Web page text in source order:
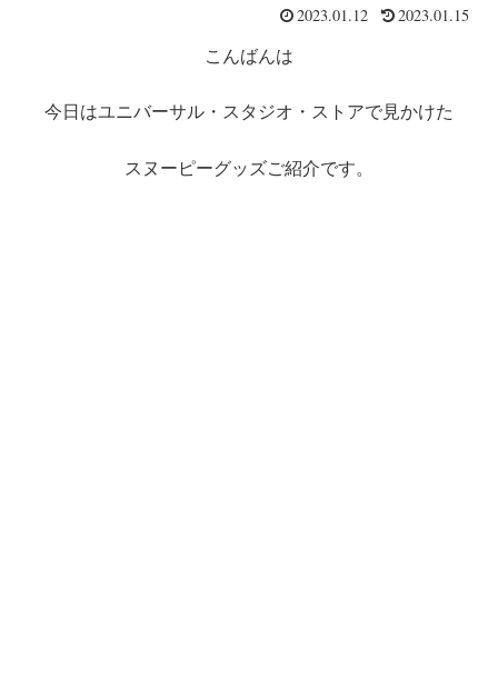
2023.01.12 2023.01.15
こんばんは
今日はユニバーサル・スタジオ・ストアで見かけた
スヌーピーグッズご紹介です。